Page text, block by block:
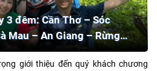
3 đêm: Cần Thơ – Sóc
Mau – An Giang – Rừng
giới thiệu đến quý khách chương